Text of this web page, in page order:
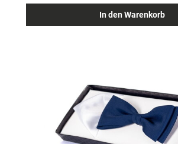
In den Warenkorb